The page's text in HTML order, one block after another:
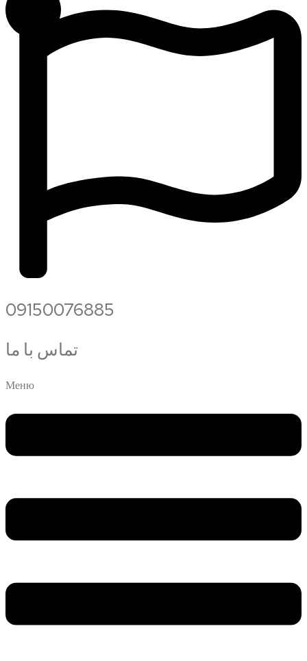
09150076885
تماس با ما
Меню